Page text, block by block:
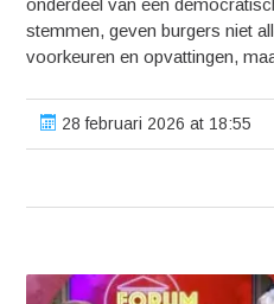
onderdeel van een
stemmen, geven burgers niet
voorkeuren en opvattingen,
28 februari 2026 at 18:55